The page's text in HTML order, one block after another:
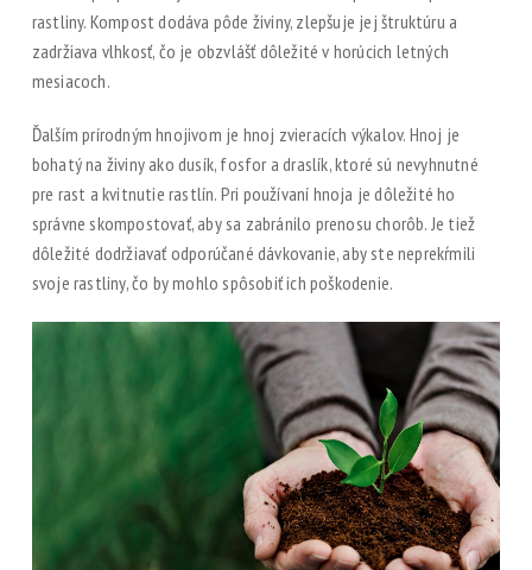
rastliny. Kompost dodáva pôde živiny, zlepšuje jej štruktúru a
zadržiava vlhkosť, čo je obzvlášť dôležité v horúcich letných
mesiacoch.
Ďalším prírodným hnojivom je hnoj zvieracích výkalov. Hnoj je
bohatý na živiny ako dusík, fosfor a draslík, ktoré sú nevyhnutné
pre rast a kvitnutie rastlín. Pri používaní hnoja je dôležité ho
správne skompostovať, aby sa zabránilo prenosu chorôb. Je tiež
dôležité dodržiavať odporúčané dávkovanie, aby ste neprekŕmili
svoje rastliny, čo by mohlo spôsobiť ich poškodenie.